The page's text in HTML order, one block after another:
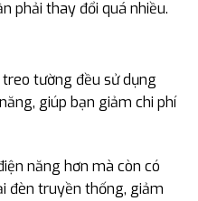
phải thay đổi quá nhiều.
tường đều sử dụng
giúp bạn giảm chi phí
năng hơn mà còn có
đèn truyền thống, giảm